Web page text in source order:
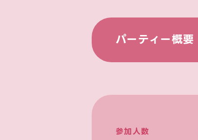
パーティー概要
参加人数